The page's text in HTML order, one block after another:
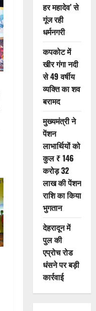
हर महादेव’ से
गूंज रही
धर्मनगरी
कपकोट में
खीर गंगा नदी
से 49 वर्षीय
व्यक्ति का शव
बरामद
मुख्यमंत्री ने
पेंशन
लाभार्थियों को
कुल ₹ 146
करोड़ 32
लाख की पेंशन
राशि का किया
भुगतान
देहरादून में
पुल की
एप्रोच रोड
धंसने पर बड़ी
कार्रवाई